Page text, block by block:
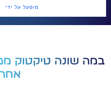
במה שונה טיקטוק